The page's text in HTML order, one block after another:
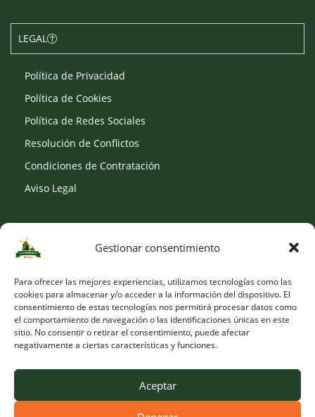
Gestionar consentimiento
Para ofrecer las mejores experiencias, utilizamos tecnologías como las
cookies para almacenar y/o acceder a la información del dispositivo. El
consentimiento de estas tecnologías nos permitirá procesar datos como
el comportamiento de navegación o las identificaciones únicas en este
sitio. No consentir o retirar el consentimiento, puede afectar
negativamente a ciertas características y funciones.
Aceptar
LEGAL
Política de Privacidad
Política de Cookies
Política de Redes Sociales
Resolución de Conflictos
Condiciones de Contratación
Aviso Legal
SOCIAL